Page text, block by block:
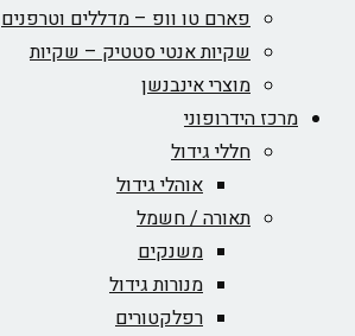
פארם טו וופ – מדללים וטרפנים
שקיות אנטי סטטיק – שקיות
מוצרי אינבנשן
מרכז הידרופוני
חללי גידול
אוהלי גידול
תאורה / חשמל
משנקים
מנורות גידול
רפלקטורים